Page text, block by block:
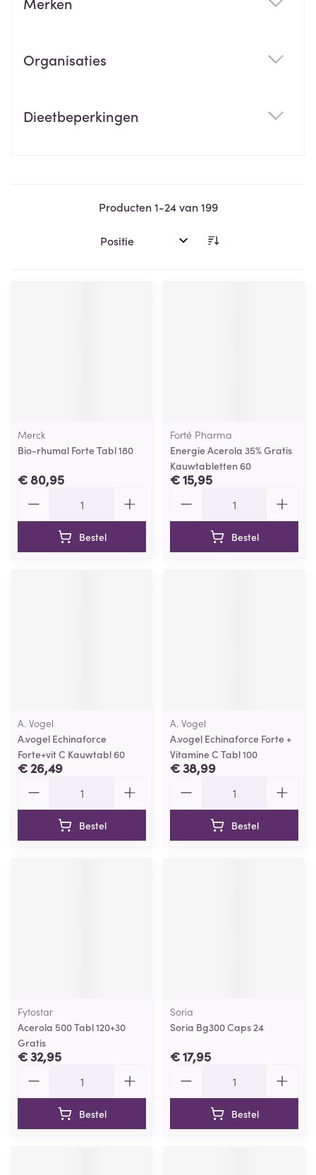
Organisaties
Dieetbeperkingen
Producten1-24van199
Sorteer op:
Merck
Bio-rhumal Forte Tabl 180
€ 80,95
Bestel
Forté Pharma
Energie Acerola 35% Gratis
Kauwtabletten 60
€ 15,95
Bestel
A. Vogel
A.vogel Echinaforce
Forte+vit C Kauwtabl 60
€ 26,49
Bestel
A. Vogel
A.vogel Echinaforce Forte +
Vitamine C Tabl 100
€ 38,99
Bestel
Fytostar
Acerola 500 Tabl 120+30
Gratis
€ 32,95
Bestel
Soria
Soria Bg300 Caps 24
€ 17,95
Bestel